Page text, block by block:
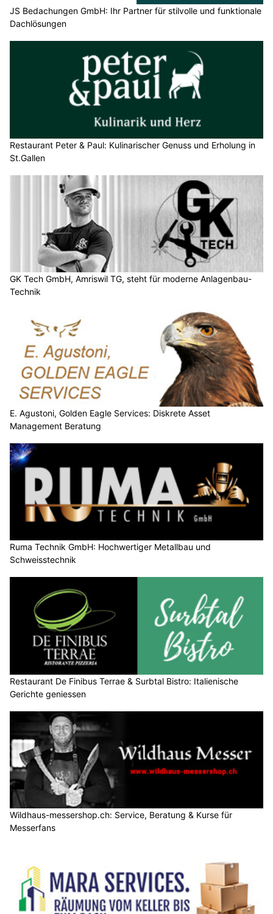
JS Bedachungen GmbH: Ihr Partner für stilvolle und funktionale
Dachlösungen
Restaurant Peter & Paul: Kulinarischer Genuss und Erholung in
St.Gallen
GK Tech GmbH, Amriswil TG, steht für moderne Anlagenbau-
Technik
E. Agustoni, Golden Eagle Services: Diskrete Asset
Management Beratung
Ruma Technik GmbH: Hochwertiger Metallbau und
Schweisstechnik
Restaurant De Finibus Terrae & Surbtal Bistro: Italienische
Gerichte geniessen
Wildhaus-messershop.ch: Service, Beratung & Kurse für
Messerfans